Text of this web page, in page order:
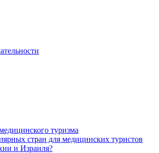
туризма
стран для медицинских туристов
и Израиля?